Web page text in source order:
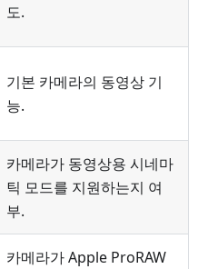
도.
기본 카메라의 동영상 기
능.
카메라가 동영상용 시네마
틱 모드를 지원하는지 여
부.
카메라가 Apple ProRAW